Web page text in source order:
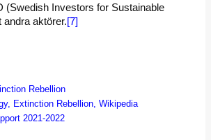
(Swedish Investors for Sustainable
aktörer.[7]
Rebellion
Extinction Rebellion, Wikipedia
2021-2022